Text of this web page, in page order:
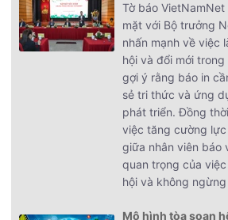
Tờ báo
mặt với Bộ trưởng
nhấn mạnh về việc
hội và đổi mới
gợi ý rằng báo in
sẻ tri thức và ứng
phát triển. Đồng
việc tăng cường
giữa nhân viên báo
quan trọng của
hội và không
Mô hình tòa soạn